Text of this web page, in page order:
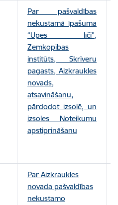
Par pašvaldības
nekustamā īpašuma
“Upes līči”,
Zemkopības
institūts, Skrīveru
pagasts, Aizkraukles
novads,
atsavināšanu,
pārdodot izsolē, un
izsoles Noteikumu
apstiprināšanu
Par Aizkraukles
novada pašvaldības
nekustamo